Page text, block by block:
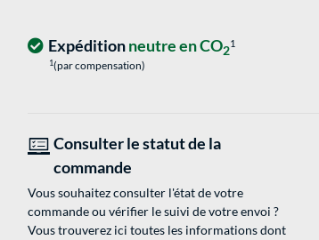
Expéditionneutre en CO21
1(par compensation)
Consulter le statut de la
commande
Vous souhaitez consulter l'état de votre
commande ou vérifier le suivi de votre envoi ?
Vous trouverez ici toutes les informations dont